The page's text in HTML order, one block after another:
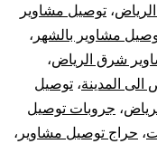
، توصيل مشاوير
مشاوير بالشهر ،
شرق الرياض،
المدينة، توصيل
، جروبات توصيل
، حراج توصيل مشاوير ،